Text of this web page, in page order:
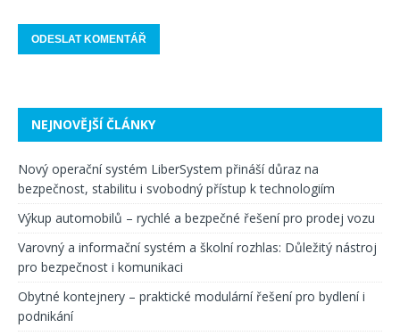
NEJNOVĚJŠÍ ČLÁNKY
Nový operační systém LiberSystem přináší důraz na
bezpečnost, stabilitu i svobodný přístup k technologiím
Výkup automobilů – rychlé a bezpečné řešení pro prodej vozu
Varovný a informační systém a školní rozhlas: Důležitý nástroj
pro bezpečnost i komunikaci
Obytné kontejnery – praktické modulární řešení pro bydlení i
podnikání